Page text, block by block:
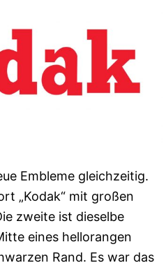
Embleme gleichzeitig.
„Kodak“ mit großen
zweite ist dieselbe
eines hellorangen
Rand. Es war das